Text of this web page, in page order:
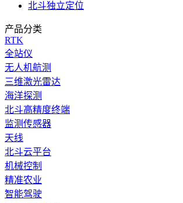
北斗独立定位
产品分类
RTK
全站仪
无人机航测
三维激光雷达
海洋探测
北斗高精度终端
监测传感器
天线
北斗云平台
机械控制
精准农业
智能驾驶